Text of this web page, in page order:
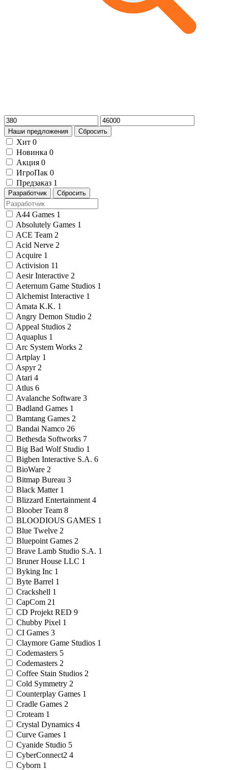
Наши предложения Сбросить
Хит 0
Новинка 0
Акция 0
ИгроПак 0
Предзаказ 1
Разработчик Сбросить
A44 Games 1
Absolutely Games 1
ACE Team 2
Acid Nerve 2
Acquire 1
Activision 11
Aesir Interactive 2
Aeternum Game Studios 1
Alchemist Interactive 1
Amata K.K. 1
Angry Demon Studio 2
Appeal Studios 2
Aquaplus 1
Arc System Works 2
Artplay 1
Aspyr 2
Atari 4
Atlus 6
Avalanche Software 3
Badland Games 1
Bamtang Games 2
Bandai Namco 26
Bethesda Softworks 7
Big Bad Wolf Studio 1
Bigben Interactive S.A. 6
BioWare 2
Bitmap Bureau 3
Black Matter 1
Blizzard Entertainment 4
Bloober Team 8
BLOODIOUS GAMES 1
Blue Twelve 2
Bluepoint Games 2
Brave Lamb Studio S.A. 1
Bruner House LLC 1
Byking Inc 1
Byte Barrel 1
Crackshell 1
CapCom 21
CD Projekt RED 9
Chubby Pixel 1
CI Games 3
Claymore Game Studios 1
Codemasters 5
Codemasters 2
Coffee Stain Studios 2
Cold Symmetry 2
Counterplay Games 1
Cradle Games 2
Croteam 1
Crystal Dynamics 4
Curve Games 1
Cyanide Studio 5
CyberConnect2 4
Cyborn 1